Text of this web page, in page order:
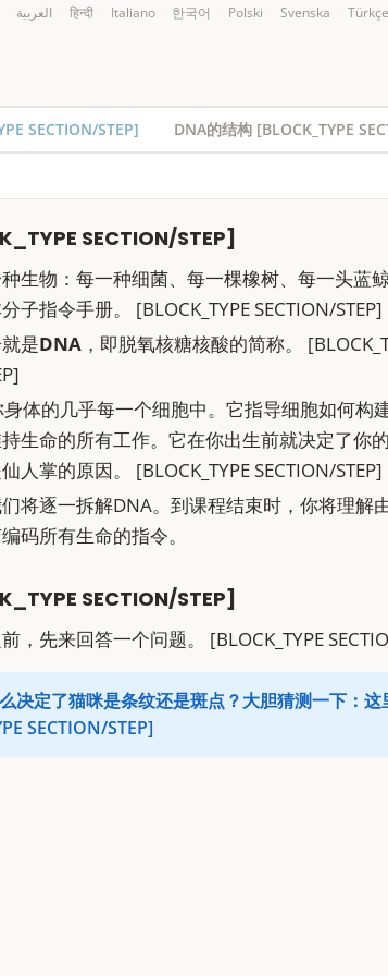
العربية हिन्दी Italiano 한국어 Polski Svenska Türkçe
SECTION/STEP] DNA的结构
SECTION/STEP]
生物：每一种细菌、每一棵橡树、每一头蓝
子指令手册。 [BLOCK_TYPE SECTION/STEP]
是DNA ，即脱氧核糖核酸的简称。
体的几乎每一个细胞中。它指导细胞如何构
生命的所有工作。它在你出生前就决定了你
人掌的原因。 [BLOCK_TYPE SECTION/STEP]
将逐一拆解DNA。到课程结束时，你将理解
码所有生命的指令。
SECTION/STEP]
，先来回答一个问题。 [BLOCK_TYPE
决定了猫咪是条纹还是斑点？大胆猜测一下：这
SECTION/STEP]